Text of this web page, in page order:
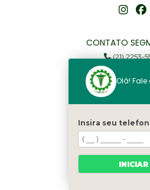
CONTATO
(21) 2253-
(21) 97905-
Home
Serviços
Olá!
Insira seu